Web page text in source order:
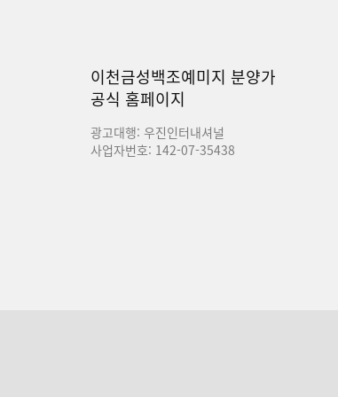
이천금성백조예미지 분양가
공식 홈페이지
광고대행: 우진인터내셔널
사업자번호: 142-07-35438